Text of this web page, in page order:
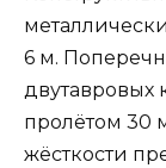
6 м.
двутавровых
пролётом 30
жёсткости